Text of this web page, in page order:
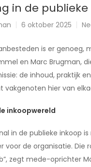
in de publieke
6 oktober 2025
is er genoeg,
en Marc Brugman,
de inhoud, praktijk
vakgenoten hier van
inkoopwereld
in de publieke inkoop
voor de organisatie. Die
zegt mede-oprichter